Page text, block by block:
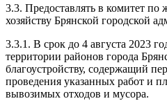
3.3. Предоставлять в комитет
хозяйству Брянской городской
3.3.1. В срок до 4 августа 2023
территории районов города
благоустройству, содержащий
проведения указанных работ и
вывозимых отходов и мусора.